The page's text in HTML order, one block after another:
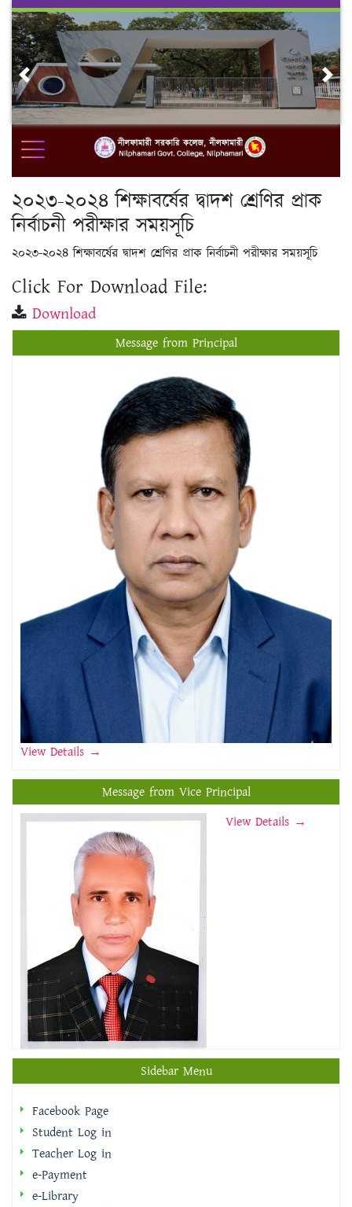
Skip
content
Previous
২০২৩-২০২৪ শিক্ষাবর্ষের দ্বাদশ শ্রেণির প্রাক
নির্বাচনী পরীক্ষার সময়সূচি
২০২৩-২০২৪ শিক্ষাবর্ষের দ্বাদশ শ্রেণির প্রাক নির্বাচনী পরীক্ষার সময়সূচি
Click For Download File:
Download
Message from Principal
View Details →
Message from Vice Principal
View Details →
Sidebar Menu
Facebook Page
Student Log in
Teacher Log in
e-Payment
e-Library